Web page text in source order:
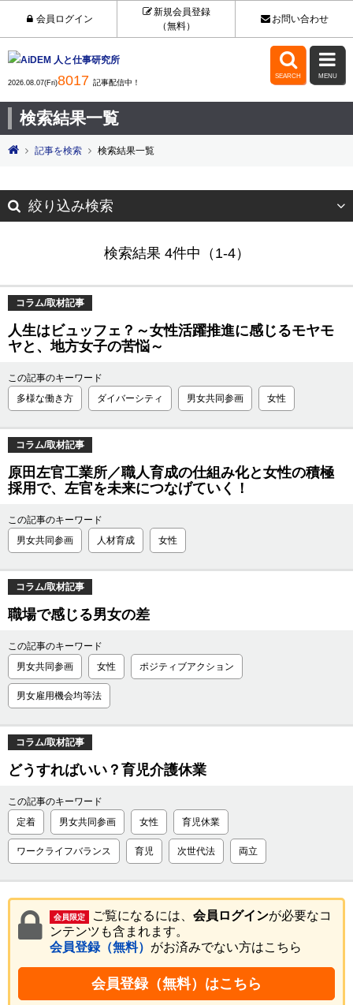
会員ログイン
新規会員登録
（無料）
お問い合わせ
2026.08.07(Fri)8017 記事配信中！

SEARCH

MENU
検索結果一覧
記事を検索 検索結果一覧
絞り込み検索
検索結果 4件中（1-4）
コラム/取材記事
人生はビュッフェ？～女性活躍推進に感じるモヤモ
ヤと、地方女子の苦悩～
この記事のキーワード
多様な働き方
ダイバーシティ 男女共同参画 女性
コラム/取材記事
原田左官工業所／職人育成の仕組み化と女性の積極
採用で、左官を未来につなげていく！
この記事のキーワード
男女共同参画
人材育成 女性
コラム/取材記事
職場で感じる男女の差
この記事のキーワード
男女共同参画
女性 ポジティブアクション
男女雇用機会均等法
コラム/取材記事
どうすればいい？育児介護休業
この記事のキーワード
定着
男女共同参画 女性 育児休業
ワークライフバランス 育児 次世代法 両立
会員限定 ご覧になるには、 会員ログインが必要なコ
ンテンツも含まれます。
会員登録（無料） がお済みでない方はこちら
会員登録（無料）はこちら